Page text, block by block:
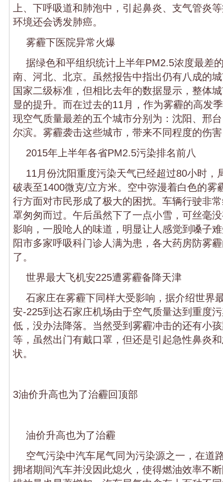
上、下呼吸道和肺泡中，引起鼻炎、支气管炎
环境还会诱发肺癌。
雾霾下医院异常火爆
据绿色和平组织统计上半年PM2.5浓度最差
南、河北、北京。虽然报告中指出仍有八成的
国家二级标准，但相比去年的数据显示，整体
显的提升。而在过去的11月，作为雾霾的高发
现空气质量最差的五个城市分别为：沈阳、邢
尔滨。雾霾袭击这些城市，带来不同程度的伤
2015年上半年各省PM2.5污染排名前八
11月份沈阳重度污染天气已经超过80小时，
破表至1400微克/立方米。空中弥漫着白色的雾
行方面对市民形成了极大的困扰。车辆行驶非
罩匆匆而过。午后虽然下了一点小雪，可丝毫
影响，一股呛人的味道，明显让人感觉到嗓子
阳市多家呼吸科门诊人满为患，各大药房防雾
了。
世界最大飞机安225遭雾霾备降天津
石家庄在雾霾下同样大受影响，据介绍世界
安-225到达石家庄机场由于空气质量达到重度
低，没办法降落。当然受到雾霾冲击的还有小
等，虽然出门有戴口罩，但还是引起急性鼻炎
状。
3油价升高也为了治霾回顶部
油价升高也为了治霾
空气污染中汽车尾气同为污染源之一，在道
拥堵期间汽车并没因此熄火，使得燃油效率不